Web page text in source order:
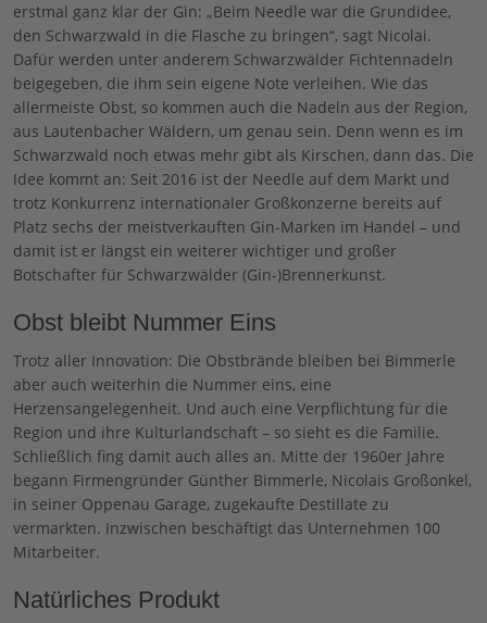
erstmal ganz klar der Gin: „Beim Needle war die Grundidee,
den Schwarzwald in die Flasche zu bringen“, sagt Nicolai.
Dafür werden unter anderem Schwarzwälder Fichtennadeln
beigegeben, die ihm sein eigene Note verleihen. Wie das
allermeiste Obst, so kommen auch die Nadeln aus der Region,
aus Lautenbacher Wäldern, um genau sein. Denn wenn es im
Schwarzwald noch etwas mehr gibt als Kirschen, dann das. Die
Idee kommt an: Seit 2016 ist der Needle auf dem Markt und
trotz Konkurrenz internationaler Großkonzerne bereits auf
Platz sechs der meistverkauften Gin-Marken im Handel – und
damit ist er längst ein weiterer wichtiger und großer
Botschafter für Schwarzwälder (Gin-)Brennerkunst.
Obst bleibt Nummer Eins
Trotz aller Innovation: Die Obstbrände bleiben bei Bimmerle
aber auch weiterhin die Nummer eins, eine
Herzensangelegenheit. Und auch eine Verpflichtung für die
Region und ihre Kulturlandschaft – so sieht es die Familie.
Schließlich fing damit auch alles an. Mitte der 1960er Jahre
begann Firmengründer Günther Bimmerle, Nicolais Großonkel,
in seiner Oppenau Garage, zugekaufte Destillate zu
vermarkten. Inzwischen beschäftigt das Unternehmen 100
Mitarbeiter.
Natürliches Produkt